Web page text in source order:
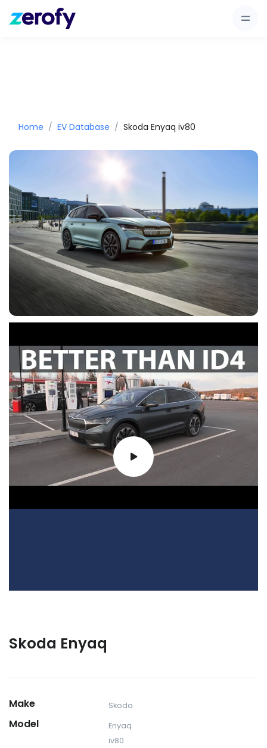
Home EV Database Skoda Enyaq iv80
Skoda Enyaq
Make Skoda
Model
Enyaq
iv80